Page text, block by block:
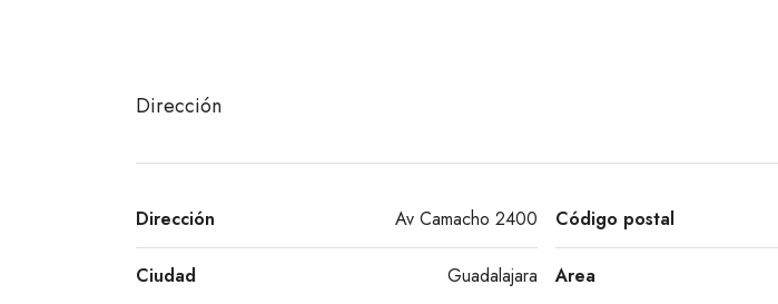
Dirección
Dirección Av Camacho 2400
Ciudad Guadalajara
Código postal
Area